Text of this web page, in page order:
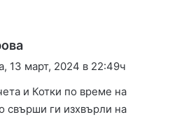
а
13 март, 2024 в 22:49ч
и Котки по време на
свърши ги изхвърли на